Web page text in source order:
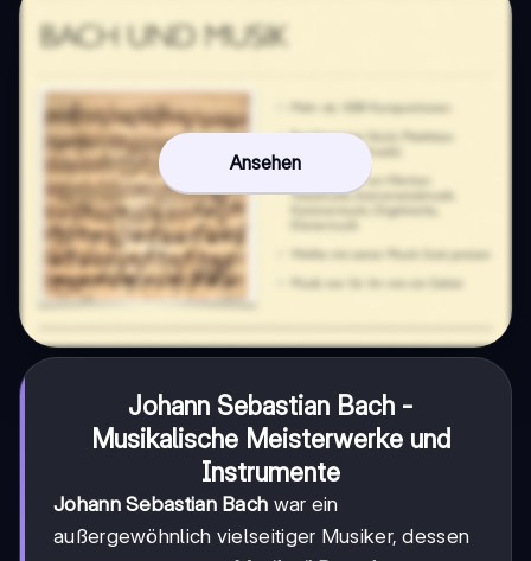
Ansehen
Johann Sebastian Bach -
Musikalische Meisterwerke und
Instrumente
Johann Sebastian Bach war ein
außergewöhnlich vielseitiger Musiker, dessen